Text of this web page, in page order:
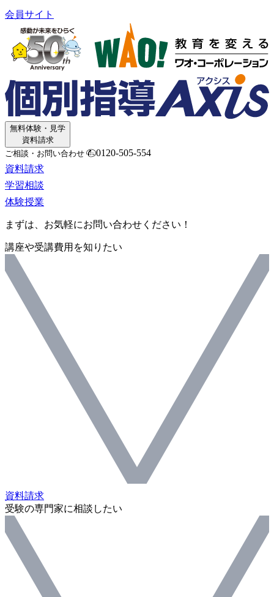
会員サイト
無料体験・見学
資料請求
ご相談・お問い合わせ
0120-505-554
資料請求
学習相談
体験授業
まずは、お気軽にお問い合わせください！
講座や受講費用を知りたい
資料請求
受験の専門家に相談したい